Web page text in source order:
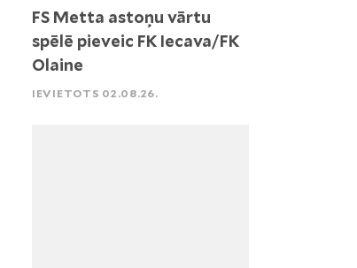
FS Metta astoņu vārtu
spēlē pieveic FK Iecava/FK
Olaine
IEVIETOTS 02.08.26.